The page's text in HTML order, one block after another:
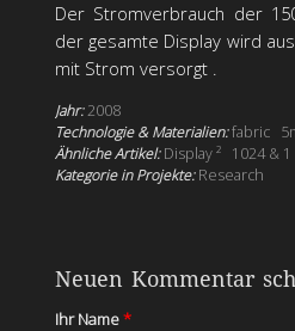
Der Stromverbrauch der
der gesamte Display wird
mit Strom versorgt .
Jahr:2008
Technologie & Materialien:fabric
Ähnliche Artikel:Display ² 1024 &
Kategorie in Projekte:Research
Neuen Kommentar
Ihr Name*